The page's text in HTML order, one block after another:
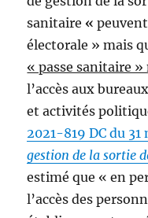
sanitaire «
électorale » mais
« passe sanitaire
l’accès aux
et activités
2021-819 DC du
gestion de la sortie
estimé que « en
l’accès des